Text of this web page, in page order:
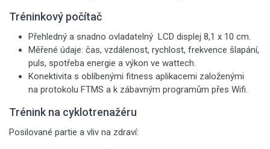
Tréninkový počítač
Přehledný a snadno ovladatelný LCD displej 8,1 x 10 cm.
Měřené údaje: čas, vzdálenost, rychlost, frekvence šlapání,
puls, spotřeba energie a výkon ve wattech.
Konektivita s oblíbenými fitness aplikacemi založenými
na protokolu FTMS a k zábavným programům přes Wifi.
Trénink na cyklotrenažéru
Posilované partie a vliv na zdraví: